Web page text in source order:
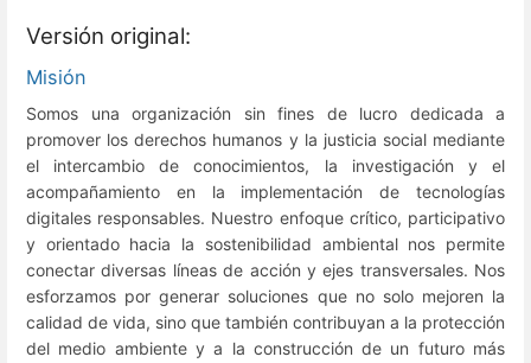
Versión original:
Misión
Somos una organización sin fines de lucro dedicada a
promover los derechos humanos y la justicia social mediante
el intercambio de conocimientos, la investigación y el
acompañamiento en la implementación de tecnologías
digitales responsables. Nuestro enfoque crítico, participativo
y orientado hacia la sostenibilidad ambiental nos permite
conectar diversas líneas de acción y ejes transversales. Nos
esforzamos por generar soluciones que no solo mejoren la
calidad de vida, sino que también contribuyan a la protección
del medio ambiente y a la construcción de un futuro más